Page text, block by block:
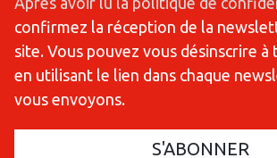
confirmez la réception de la
site. Vous pouvez vous désinscrire
en utilisant le lien dans chaque
vous envoyons.